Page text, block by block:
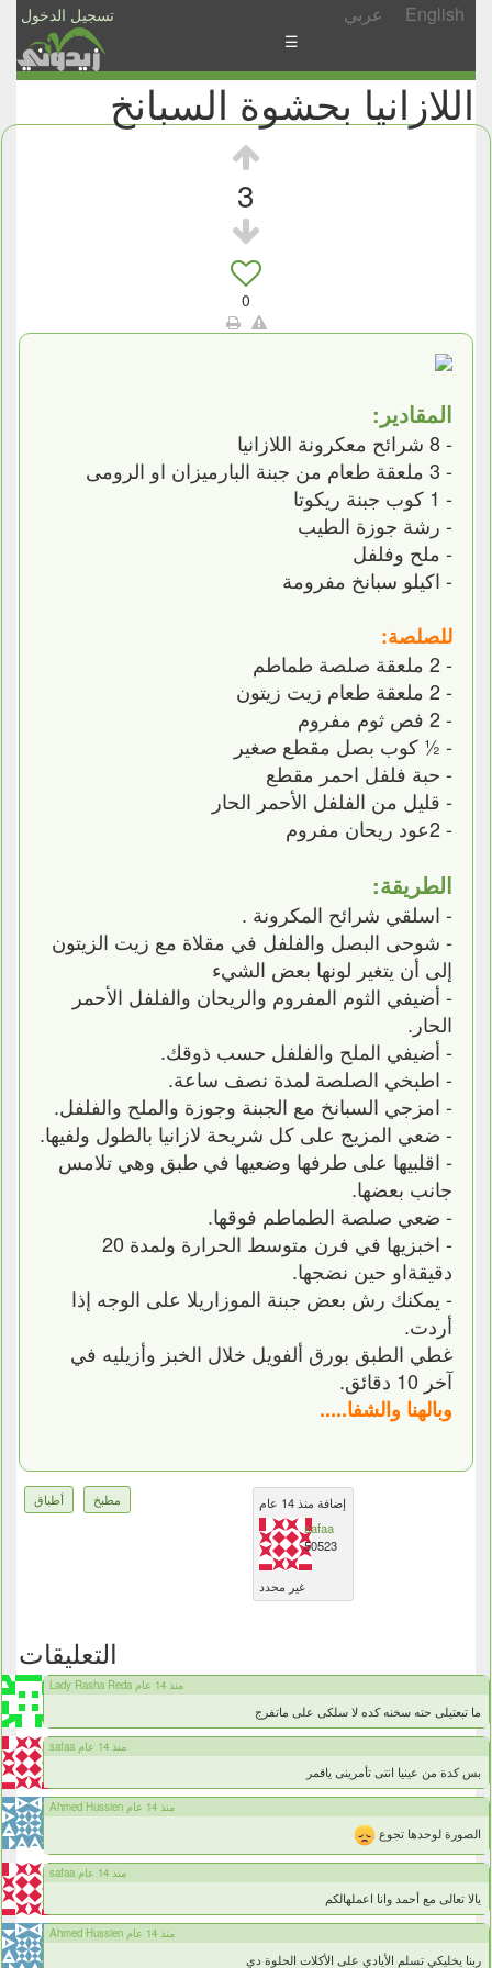
تسجيل الدخول عربي English
الأخبار
الأسئلة
☰
اللازانيا بحشوة السبانخ
3
0
المقادير:
- 8 شرائح معكرونة اللازانيا
- 3 ملعقة طعام من جبنة البارميزان او الرومى
- 1 كوب جبنة ريكوتا
- رشة جوزة الطيب
- ملح وفلفل
- اكيلو سبانخ مفرومة
للصلصة:
- 2 ملعقة صلصة طماطم
- 2 ملعقة طعام زيت زيتون
- 2 فص ثوم مفروم
- ½ كوب بصل مقطع صغير
- حبة فلفل احمر مقطع
- قليل من الفلفل الأحمر الحار
- 2عود ريحان مفروم
الطريقة:
- اسلقي شرائح المكرونة .
- شوحى البصل والفلفل في مقلاة مع زيت الزيتون
إلى أن يتغير لونها بعض الشيء
- أضيفي الثوم المفروم والريحان والفلفل الأحمر
الحار.
- أضيفي الملح والفلفل حسب ذوقك.
- اطبخي الصلصة لمدة نصف ساعة.
- امزجي السبانخ مع الجبنة وجوزة والملح والفلفل.
- ضعي المزيج على كل شريحة لازانيا بالطول ولفيها.
- اقلبيها على طرفها وضعيها في طبق وهي تلامس
جانب بعضها.
- ضعي صلصة الطماطم فوقها.
- اخبزيها في فرن متوسط الحرارة ولمدة 20
دقيقةاو حين نضجها.
- يمكنك رش بعض جبنة الموزاريلا على الوجه إذا
أردت.
غطي الطبق بورق ألفويل خلال الخبز وأزيليه في
آخر 10 دقائق.
وبالهنا والشفا.....
مطبخ أطباق
إضافة منذ 14 عام
safaa
50523
غير محدد
التعليقات
Lady Rasha Reda منذ 14 عام
ما تبعتيلى حته سخنه كده لا سلكى على ماتفرج
safaa منذ 14 عام
بس كدة من عينيا انتى تأمرينى ياقمر
Ahmed Hussien منذ 14 عام
الصورة لوحدها تجوع
safaa منذ 14 عام
يالا تعالى مع أحمد وانا اعملهالكم
Ahmed Hussien منذ 14 عام
ربنا يخليكي تسلم الأيادي على الأكلات الحلوة دي